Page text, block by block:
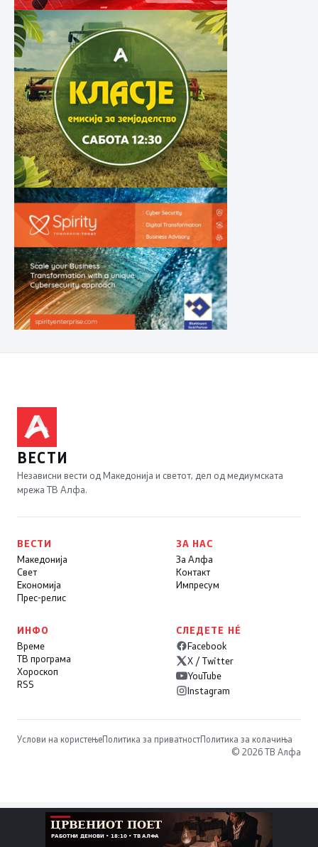
ВЕСТИ
Независни вести од Македонија и светот, дел од медиумската
мрежа ТВ Алфа.
ВЕСТИ
Македонија
Свет
Економија
Прес-релис
ЗА НАС
За Алфа
Контакт
Импресум
ИНФО
Време
ТВ програма
Хороскоп
RSS
СЛЕДЕТЕ НÉ
Facebook
X / Twitter
YouTube
Instagram
Услови на користењеПолитика за приватностПолитика за колачиња
© 2026 ТВ Алфа